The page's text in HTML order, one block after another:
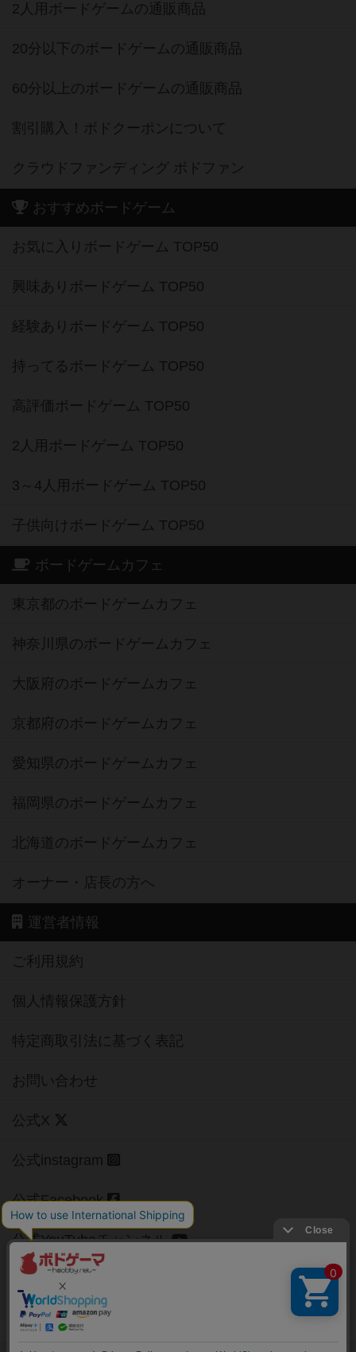
2人用ボードゲームの通販商品
20分以下のボードゲームの通販商品
60分以上のボードゲームの通販商品
割引購入！ボドクーポンについて
クラウドファンディング ボドファン
おすすめボードゲーム
お気に入りボードゲーム TOP50
興味ありボードゲーム TOP50
経験ありボードゲーム TOP50
持ってるボードゲーム TOP50
高評価ボードゲーム TOP50
2人用ボードゲーム TOP50
3～4人用ボードゲーム TOP50
子供向けボードゲーム TOP50
ボードゲームカフェ
東京都のボードゲームカフェ
神奈川県のボードゲームカフェ
大阪府のボードゲームカフェ
京都府のボードゲームカフェ
愛知県のボードゲームカフェ
福岡県のボードゲームカフェ
北海道のボードゲームカフェ
オーナー・店長の方へ
運営者情報
ご利用規約
個人情報保護方針
特定商取引法に基づく表記
お問い合わせ
公式X
公式instagram
公式Facebook
公式YouTubeチャンネル